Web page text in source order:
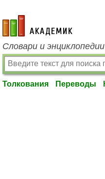
academic.ru
Словари и
Толкования Переводы